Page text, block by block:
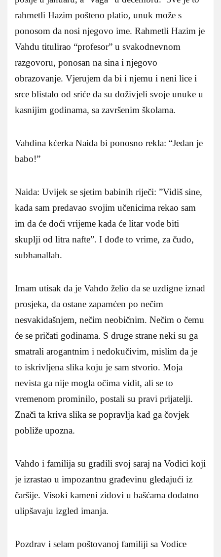
rahmetli Hazim pošteno platio, unuk može s
ponosom da nosi njegovo ime. Rahmetli Hazim je
Vahdu titulirao “profesor” u svakodnevnom
razgovoru, ponosan na sina i njegovo
obrazovanje. Vjerujem da bi i njemu i neni lice i
srce blistalo od sriće da su doživjeli svoje unuke u
kasnijim godinama, sa završenim školama.
Vahdina kćerka Naida bi ponosno rekla: “Jedan je
babo!”
Naida: Uvijek se sjetim babinih riječi: ”Vidiš sine,
kada sam predavao svojim učenicima rekao sam
im da će doći vrijeme kada će litar vode biti
skuplji od litra nafte”. I dođe to vrime, za čudo,
subhanallah.
Imam utisak da je Vahdo želio da se uzdigne iznad
prosjeka, da ostane zapamćen po nečim
nesvakidašnjem, nečim neobičnim. Nečim o čemu
će se pričati godinama. S druge strane neki su ga
smatrali arogantnim i nedokučivim, mislim da je
to iskrivljena slika koju je sam stvorio. Moja
nevista ga nije mogla očima vidit, ali se to
vremenom prominilo, postali su pravi prijatelji.
Znači ta kriva slika se popravlja kad ga čovjek
pobliže upozna.
Vahdo i familija su gradili svoj saraj na Vodici koji
je izrastao u impozantnu građevinu gledajući iz
čaršije. Visoki kameni zidovi u bašćama dodatno
ulipšavaju izgled imanja.
Pozdrav i selam poštovanoj familiji sa Vodice